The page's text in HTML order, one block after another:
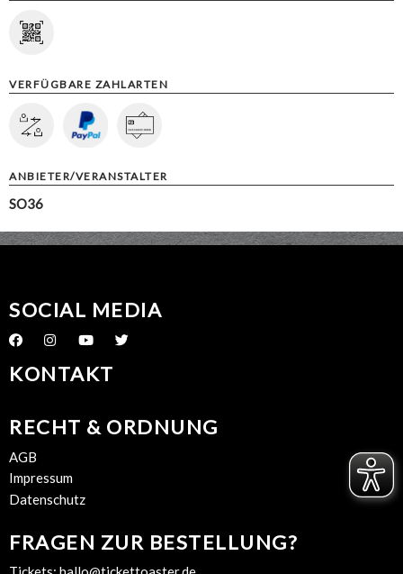
VERFÜGBARE ZAHLARTEN
ANBIETER/VERANSTALTER
SO36
SOCIAL MEDIA
KONTAKT
RECHT & ORDNUNG
AGB
Impressum
Datenschutz
FRAGEN ZUR BESTELLUNG?